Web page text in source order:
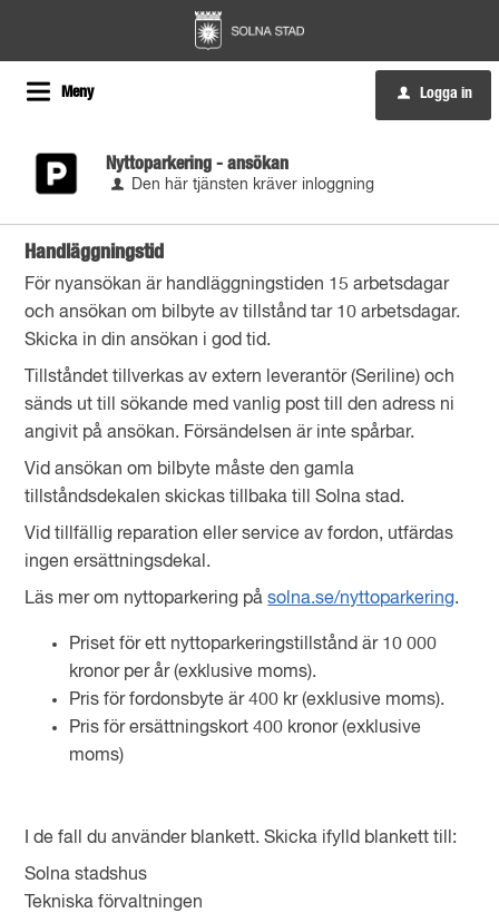
Meny u Logga in
Nyttoparkering - ansökan
Den här tjänsten kräver inloggning
Handläggningstid
För nyansökan är handläggningstiden 15 arbetsdagar
och ansökan om bilbyte av tillstånd tar 10 arbetsdagar.
Skicka in din ansökan i god tid.
Tillståndet tillverkas av extern leverantör (Seriline) och
sänds ut till sökande med vanlig post till den adress ni
angivit på ansökan. Försändelsen är inte spårbar.
Vid ansökan om bilbyte måste den gamla
tillståndsdekalen skickas tillbaka till Solna stad.
Vid tillfällig reparation eller service av fordon, utfärdas
ingen ersättningsdekal.
Läs mer om nyttoparkering påsolna.se/nyttoparkering.
Priset för ett nyttoparkeringstillstånd är 10 000
kronor per år (exklusive moms).
Pris för fordonsbyte är 400 kr (exklusive moms).
Pris för ersättningskort 400 kronor (exklusive
moms)
I de fall du använder blankett. Skicka ifylld blankett till:
Solna stadshus
Tekniska förvaltningen